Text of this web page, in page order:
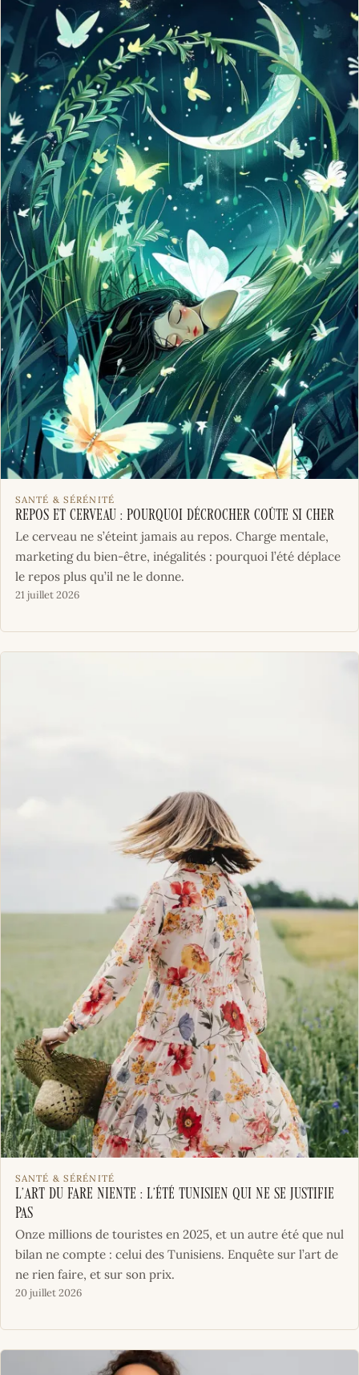
SANTÉ & SÉRÉNITÉ
Repos et cerveau : pourquoi décrocher coûte si cher
Le cerveau ne s’éteint jamais au repos. Charge mentale,
marketing du bien-être, inégalités : pourquoi l’été déplace
le repos plus qu’il ne le donne.
21 juillet 2026
SANTÉ & SÉRÉNITÉ
L’art du fare niente : l’été tunisien qui ne se justifie
pas
Onze millions de touristes en 2025, et un autre été que nul
bilan ne compte : celui des Tunisiens. Enquête sur l’art de
ne rien faire, et sur son prix.
20 juillet 2026